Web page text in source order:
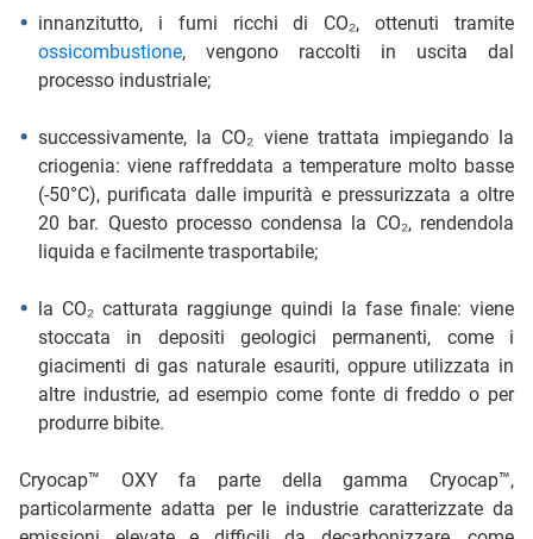
innanzitutto, i fumi ricchi di CO₂, ottenuti tramite
ossicombustione, vengono raccolti in uscita dal
processo industriale;
successivamente, la CO₂ viene trattata impiegando la
criogenia: viene raffreddata a temperature molto basse
(-50°C), purificata dalle impurità e pressurizzata a oltre
20 bar. Questo processo condensa la CO₂, rendendola
liquida e facilmente trasportabile;
la CO₂ catturata raggiunge quindi la fase finale: viene
stoccata in depositi geologici permanenti, come i
giacimenti di gas naturale esauriti, oppure utilizzata in
altre industrie, ad esempio come fonte di freddo o per
produrre bibite.
Cryocap™ OXY fa parte della gamma Cryocap™,
particolarmente adatta per le industrie caratterizzate da